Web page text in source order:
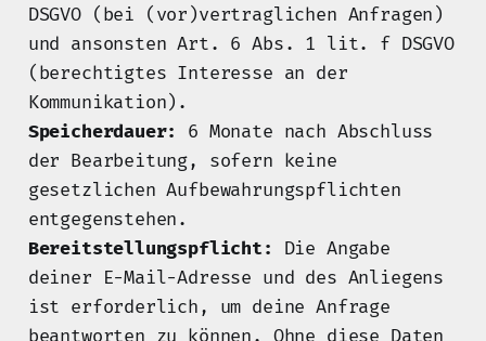
DSGVO (bei (vor)vertraglichen Anfragen)
und ansonsten Art. 6 Abs. 1 lit. f DSGVO
(berechtigtes Interesse an der
Kommunikation).
Speicherdauer:
6 Monate nach Abschluss
der Bearbeitung, sofern keine
gesetzlichen Aufbewahrungspflichten
entgegenstehen.
Bereitstellungspflicht:
Die Angabe
deiner E-Mail-Adresse und des Anliegens
ist erforderlich, um deine Anfrage
beantworten zu können. Ohne diese Daten